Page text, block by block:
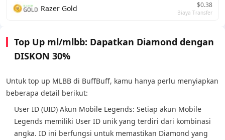
Razer Gold $0.38
Biaya Transfer
Top Up ml/mlbb: Dapatkan Diamond dengan
DISKON 30%
Untuk top up MLBB di BuffBuff, kamu hanya perlu menyiapkan
beberapa detail berikut:
User ID (UID) Akun Mobile Legends: Setiap akun Mobile
Legends memiliki User ID unik yang terdiri dari kombinasi
angka. ID ini berfungsi untuk memastikan Diamond yang